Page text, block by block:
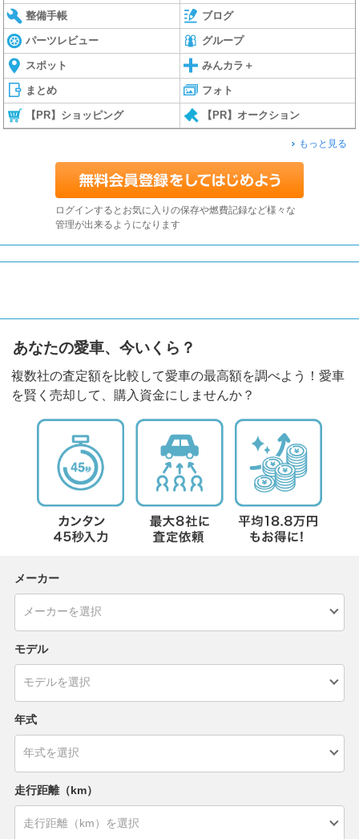
整備手帳 ブログ
パーツレビュー グループ
スポット みんカラ＋
まとめ フォト
【PR】ショッピング 【PR】オークション
もっと見る
ログインするとお気に入りの保存や燃費記録など様々な
管理が出来るようになります
あなたの愛車、今いくら？
複数社の査定額を比較して愛車の最高額を調べよう！愛車
を賢く売却して、購入資金にしませんか？
メーカー
モデル
年式
走行距離（km）